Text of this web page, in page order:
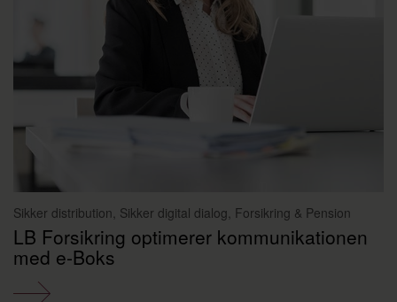
Sikker distribution, Sikker digital dialog, Forsikring & Pension
LB Forsikring optimerer kommunikationen
med e‑Boks